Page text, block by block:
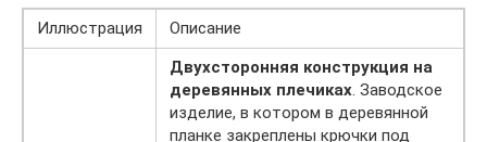
Иллюстрация
Описание
Двухсторонняя конструкция на
деревянных плечиках. Заводское
изделие, в котором в деревянной
планке закреплены крючки под